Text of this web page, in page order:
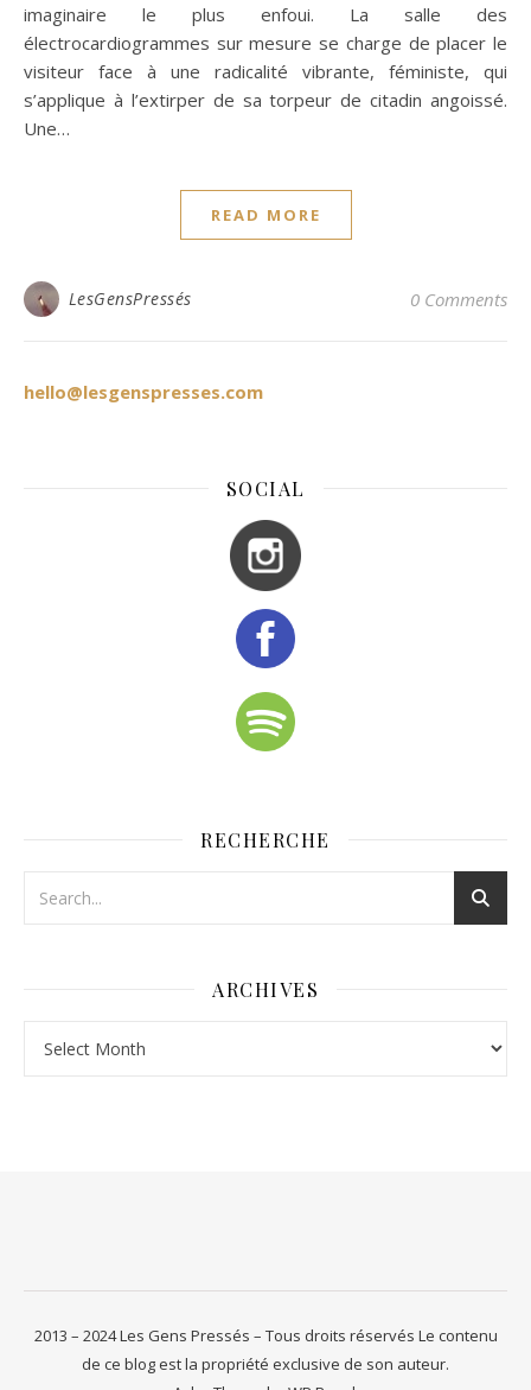
imaginaire le plus enfoui. La salle des
électrocardiogrammes sur mesure se charge de placer le
visiteur face à une radicalité vibrante, féministe, qui
s’applique à l’extirper de sa torpeur de citadin angoissé.
Une…
READ MORE
LesGensPressés 0 Comments
hello@lesgenspresses.com
SOCIAL
RECHERCHE
ARCHIVES
2013 – 2024 Les Gens Pressés – Tous droits réservés Le contenu
de ce blog est la propriété exclusive de son auteur.